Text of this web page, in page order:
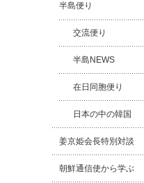
半島便り
交流便り
半島NEWS
在日同胞便り
日本の中の韓国
姜京姫会長特別対談
朝鮮通信使から学ぶ